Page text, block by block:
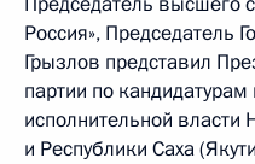
Россия», Председатель
Грызлов представил
партии по
исполнительной власти
и Республики Саха